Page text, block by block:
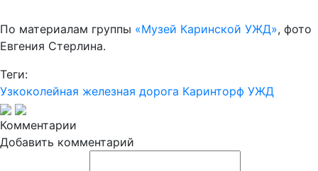
По материалам группы «Музей Каринской УЖД», фото
Евгения Стерлина.
Теги:
Узкоколейная железная дорога Каринторф УЖД
Комментарии
Добавить комментарий